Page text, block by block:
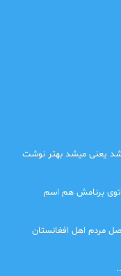
یعنی میشد بهتر نوشت
توی برنامش هم اسم
مردم اهل افغانستان